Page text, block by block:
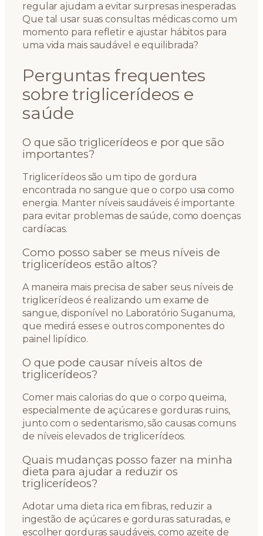
regular ajudam a evitar surpresas inesperadas.
Que tal usar suas consultas médicas como um
momento para refletir e ajustar hábitos para
uma vida mais saudável e equilibrada?
Perguntas frequentes
sobre triglicerídeos e
saúde
O que são triglicerídeos e por que são
importantes?
Triglicerídeos são um tipo de gordura
encontrada no sangue que o corpo usa como
energia. Manter níveis saudáveis é importante
para evitar problemas de saúde, como doenças
cardíacas.
Como posso saber se meus níveis de
triglicerídeos estão altos?
A maneira mais precisa de saber seus níveis de
triglicerídeos é realizando um exame de
sangue, disponível no Laboratório Suganuma,
que medirá esses e outros componentes do
painel lipídico.
O que pode causar níveis altos de
triglicerídeos?
Comer mais calorias do que o corpo queima,
especialmente de açúcares e gorduras ruins,
junto com o sedentarismo, são causas comuns
de níveis elevados de triglicerídeos.
Quais mudanças posso fazer na minha
dieta para ajudar a reduzir os
triglicerídeos?
Adotar uma dieta rica em fibras, reduzir a
ingestão de açúcares e gorduras saturadas, e
escolher gorduras saudáveis, como azeite de